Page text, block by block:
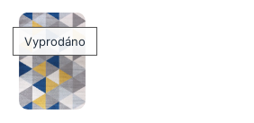
Vyprodáno